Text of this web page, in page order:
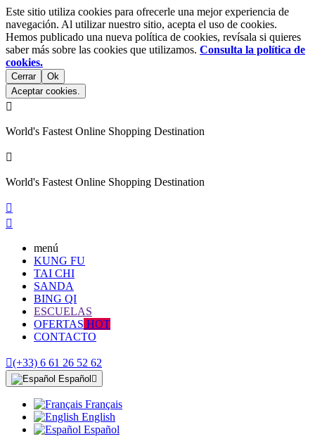
Este sitio utiliza cookies para ofrecerle una mejor experiencia de
navegación. Al utilizar nuestro sitio, acepta el uso de cookies.
Hemos publicado una nueva política de cookies, revísala si quieres
saber más sobre las cookies que utilizamos. Consulta la política de
cookies.
Cerrar
Ok
Aceptar cookies.

World's Fastest Online Shopping Destination

World's Fastest Online Shopping Destination


menú
KUNG FU
TAI CHI
SANDA
BING QI
ESCUELAS
OFERTAS HOT
CONTACTO
(+33) 6 61 26 52 62
Español 
Français
English
Español